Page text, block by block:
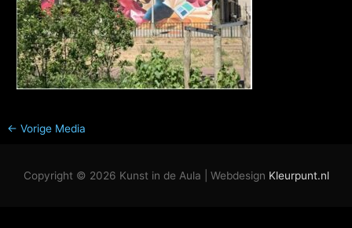
← Vorige Media
Copyright © 2026 Kunst in de Aula | Webdesign Kleurpunt.nl